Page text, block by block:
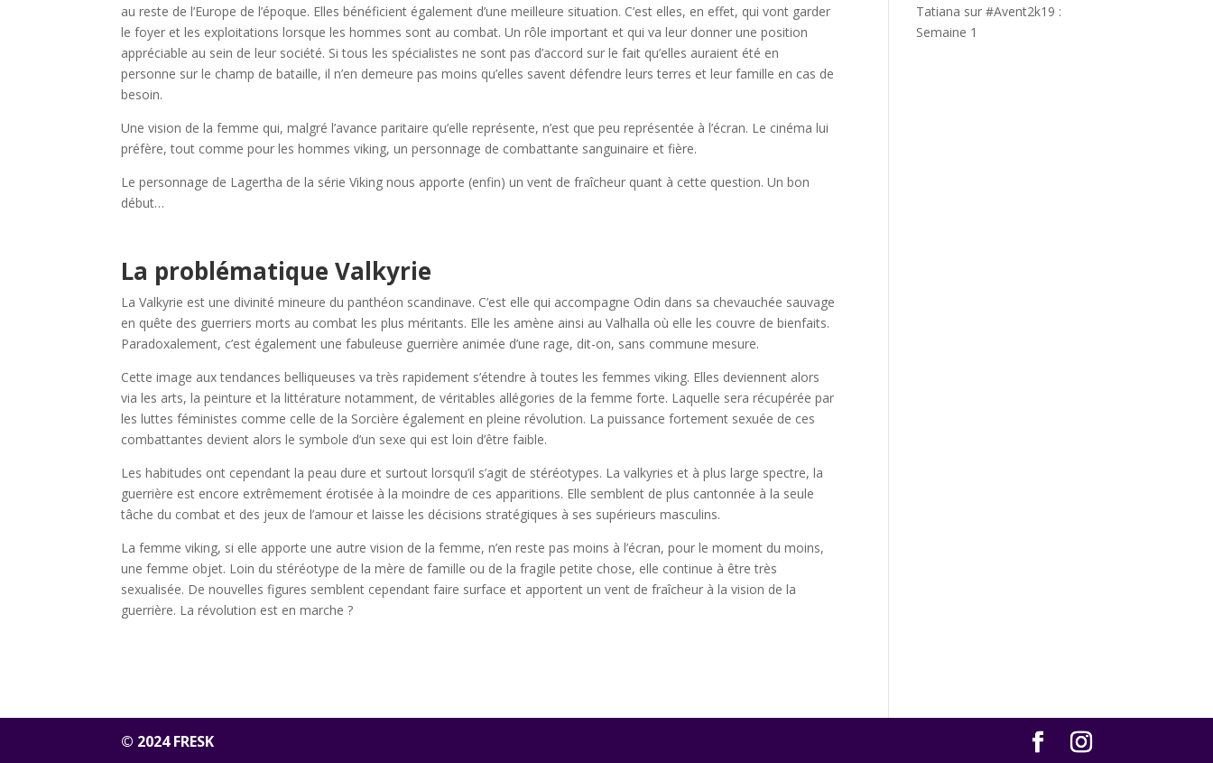
au reste de l’Europe de l’époque. Elles bénéficient également d’une meilleure situation. C’est elles, en effet, qui vont garder
le foyer et les exploitations lorsque les hommes sont au combat. Un rôle important et qui va leur donner une position
appréciable au sein de leur société. Si tous les spécialistes ne sont pas d’accord sur le fait qu’elles auraient été en
personne sur le champ de bataille, il n’en demeure pas moins qu’elles savent défendre leurs terres et leur famille en cas de
besoin.
Une vision de la femme qui, malgré l’avance paritaire qu’elle représente, n’est que peu représentée à l’écran. Le cinéma lui
préfère, tout comme pour les hommes viking, un personnage de combattante sanguinaire et fière.
Le personnage de Lagertha de la série Viking nous apporte (enfin) un vent de fraîcheur quant à cette question. Un bon
début…
La problématique Valkyrie
La Valkyrie est une divinité mineure du panthéon scandinave. C’est elle qui accompagne Odin dans sa chevauchée sauvage
en quête des guerriers morts au combat les plus méritants. Elle les amène ainsi au Valhalla où elle les couvre de bienfaits.
Paradoxalement, c’est également une fabuleuse guerrière animée d’une rage, dit-on, sans commune mesure.
Cette image aux tendances belliqueuses va très rapidement s’étendre à toutes les femmes viking. Elles deviennent alors
via les arts, la peinture et la littérature notamment, de véritables allégories de la femme forte. Laquelle sera récupérée par
les luttes féministes comme celle de la Sorcière également en pleine révolution. La puissance fortement sexuée de ces
combattantes devient alors le symbole d’un sexe qui est loin d’être faible.
Les habitudes ont cependant la peau dure et surtout lorsqu’il s’agit de stéréotypes. La valkyries et à plus large spectre, la
guerrière est encore extrêmement érotisée à la moindre de ces apparitions. Elle semblent de plus cantonnée à la seule
tâche du combat et des jeux de l’amour et laisse les décisions stratégiques à ses supérieurs masculins.
La femme viking, si elle apporte une autre vision de la femme, n’en reste pas moins à l’écran, pour le moment du moins,
une femme objet. Loin du stéréotype de la mère de famille ou de la fragile petite chose, elle continue à être très
sexualisée. De nouvelles figures semblent cependant faire surface et apportent un vent de fraîcheur à la vision de la
guerrière. La révolution est en marche ?
Tatiana sur#Avent2k19 :
Semaine 1
© 2024 FRESK